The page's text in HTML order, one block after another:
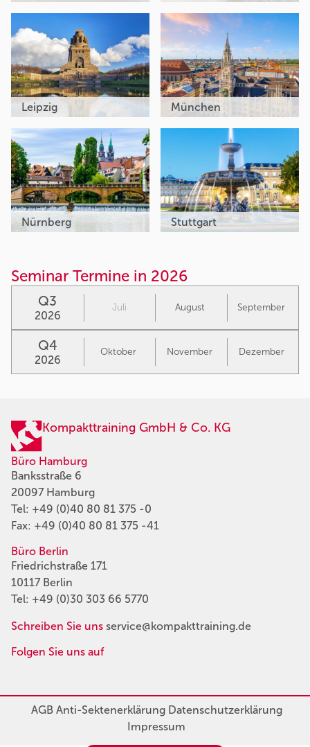
Leipzig München
Nürnberg Stuttgart
Seminar Termine in 2026
Q3
2026
Juli August September
Q4
2026
Oktober November Dezember
Kompakttraining GmbH & Co. KG
Büro Hamburg
Banksstraße 6
20097 Hamburg
Tel: +49 (0)40 80 81 375 -0
Fax: +49 (0)40 80 81 375 -41
Büro Berlin
Friedrichstraße 171
10117 Berlin
Tel: +49 (0)30 303 66 5770
Schreiben Sie uns service@kompakttraining.de
Folgen Sie uns auf
AGBAnti-SektenerklärungDatenschutzerklärung
Impressum